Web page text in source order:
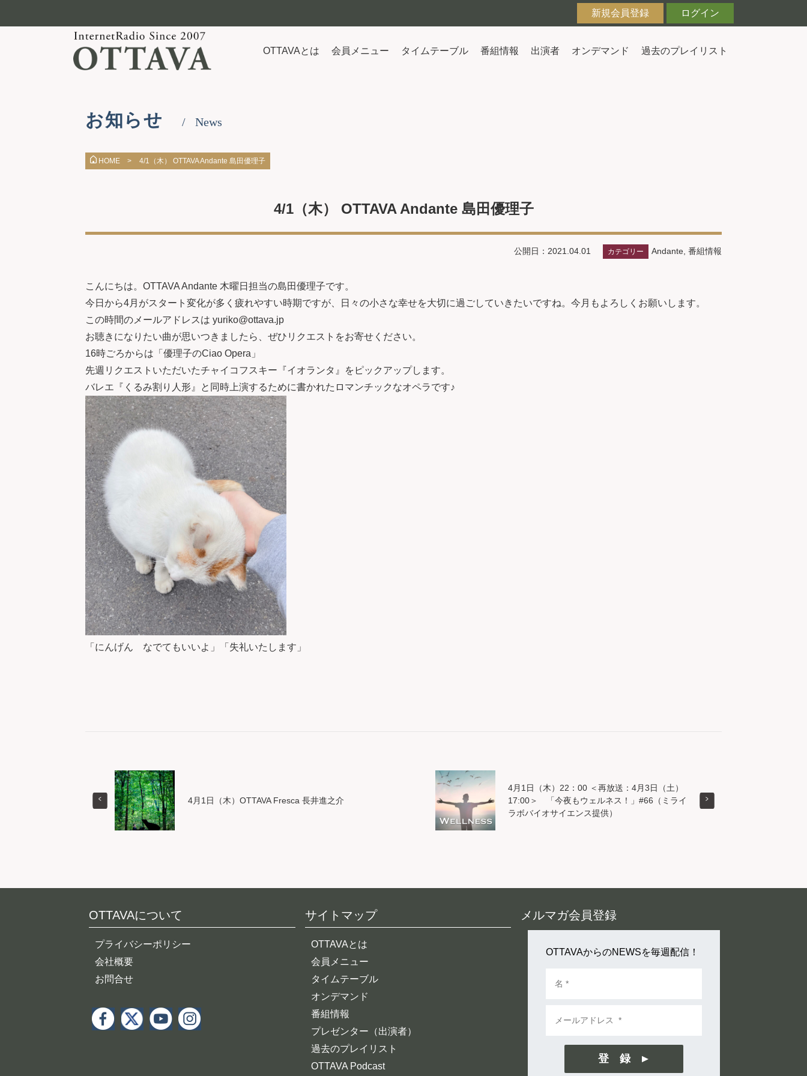
新規会員登録 ログイン
OTTAVAとは 会員メニュー タイムテーブル 番組情報 出演者 オンデマンド 過去のプレイリスト
お知らせ News
HOME > 4/1（木） OTTAVA Andante 島田優理子
4/1（木） OTTAVA Andante 島田優理子
公開日：2021.04.01 カテゴリー Andante 番組情報
こんにちは。OTTAVA Andante 木曜日担当の島田優理子です。
今日から4月がスタート 変化が多く疲れやすい時期ですが、日々の小さな幸せを大切に過ごしていきたいですね。今月もよろしくお願いします。
この時間のメールアドレスは yuriko@ottava.jp
お聴きになりたい曲が思いつきましたら、ぜひリクエストをお寄せください。
16時ごろからは「優理子のCiao Opera」
先週リクエストいただいたチャイコフスキー『イオランタ』をピックアップします。
バレエ『くるみ割り人形』と同時上演するために書かれたロマンチックなオペラです♪
「にんげん なでてもいいよ」「失礼いたします」
4月1日（木）OTTAVA Fresca 長井進之介
4月1日（木）22：00 ＜再放送：4月3日（土）
17:00＞ 「今夜もウェルネス！」#66（ミライ
ラボバイオサイエンス提供）
OTTAVAについて
プライバシーポリシー
会社概要
お問合せ
サイトマップ
OTTAVAとは
会員メニュー
タイムテーブル
オンデマンド
番組情報
プレゼンター（出演者）
過去のプレイリスト
OTTAVA Podcast
メルマガ会員登録
OTTAVAからのNEWSを毎週配信！
登 録